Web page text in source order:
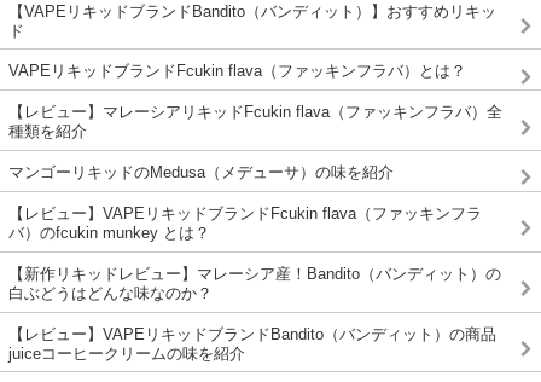
【VAPEリキッドブランドBandito（バンディット）】おすすめリキッ
ド
VAPEリキッドブランドFcukin flava（ファッキンフラバ）とは？
【レビュー】マレーシアリキッドFcukin flava（ファッキンフラバ）全
種類を紹介
マンゴーリキッドのMedusa（メデューサ）の味を紹介
【レビュー】VAPEリキッドブランドFcukin flava（ファッキンフラ
バ）のfcukin munkey とは？
【新作リキッドレビュー】マレーシア産！Bandito（バンディット）の
白ぶどうはどんな味なのか？
【レビュー】VAPEリキッドブランドBandito（バンディット）の商品
juiceコーヒークリームの味を紹介